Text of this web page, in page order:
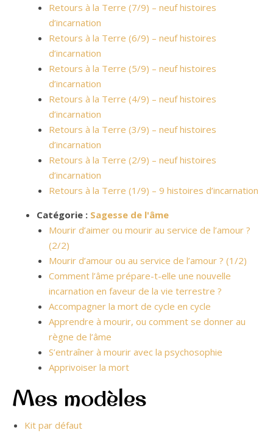
Retours à la Terre (7/9) – neuf histoires
d’incarnation
Retours à la Terre (6/9) – neuf histoires
d’incarnation
Retours à la Terre (5/9) – neuf histoires
d’incarnation
Retours à la Terre (4/9) – neuf histoires
d’incarnation
Retours à la Terre (3/9) – neuf histoires
d’incarnation
Retours à la Terre (2/9) – neuf histoires
d’incarnation
Retours à la Terre (1/9) – 9 histoires d’incarnation
Catégorie : Sagesse de l'âme
Mourir d’aimer ou mourir au service de l’amour ?
(2/2)
Mourir d’amour ou au service de l’amour ? (1/2)
Comment l’âme prépare-t-elle une nouvelle
incarnation en faveur de la vie terrestre ?
Accompagner la mort de cycle en cycle
Apprendre à mourir, ou comment se donner au
règne de l’âme
S’entraîner à mourir avec la psychosophie
Apprivoiser la mort
Mes modèles
Kit par défaut